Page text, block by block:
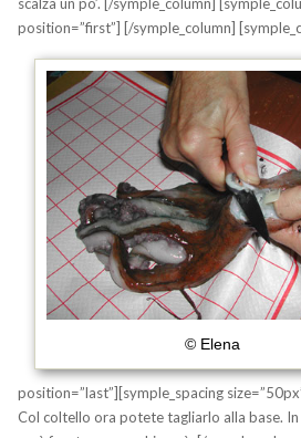
position=”first”]
© Elena
[/symple_column]
position=”last”][symple_spacing
Col coltello ora potete tagliarlo alla base. In